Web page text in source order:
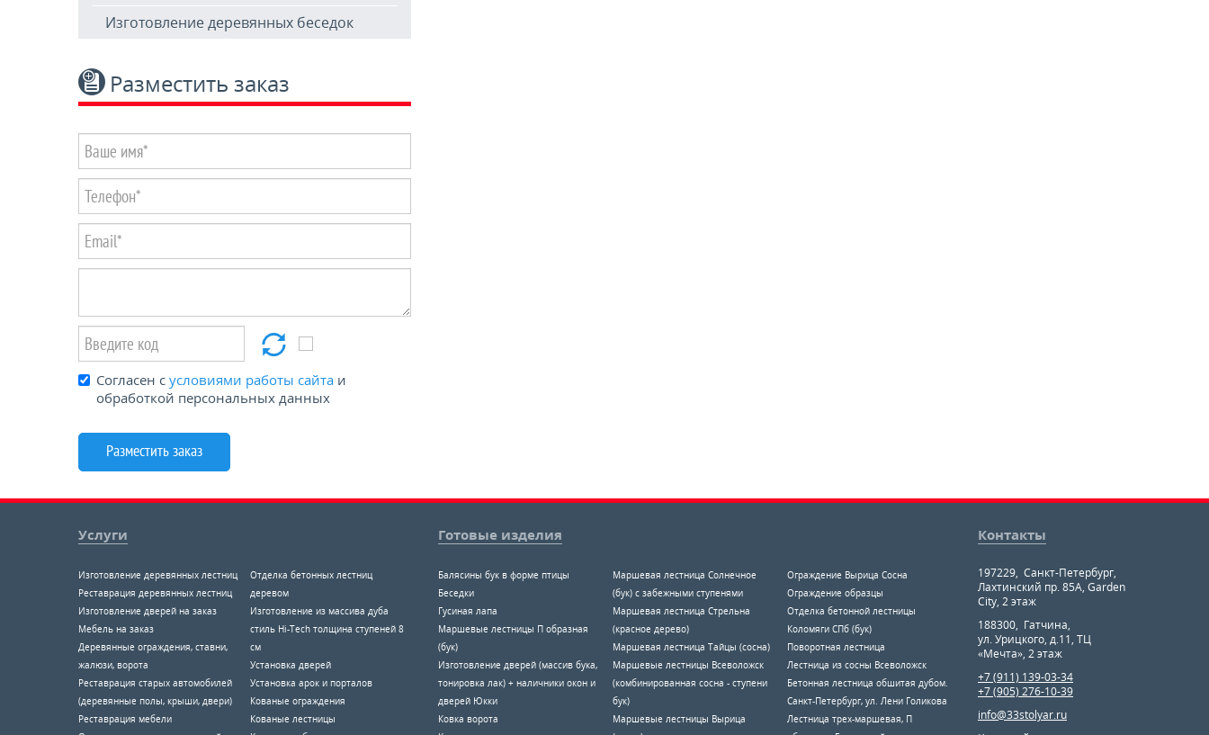
Изготовление деревянных беседок
Разместить заказ
Согласен с условиями работы сайта и
обработкой персональных данных
Услуги
Изготовление деревянных лестниц
Реставрация деревянных лестниц
Изготовление дверей на заказ
Мебель на заказ
Деревянные ограждения, ставни,
жалюзи, ворота
Реставрация старых автомобилей
(деревянные полы, крыши, двери)
Реставрация мебели
Отделка бетонных лестниц
деревом
Изготовление из массива дуба
стиль Hi-Tech толщина ступеней 8
см
Установка дверей
Установка арок и порталов
Кованые ограждения
Кованые лестницы
Готовые изделия
Балясины бук в форме птицы
Беседки
Гусиная лапа
Маршевые лестницы П образная
(бук)
Изготовление дверей (массив бука,
тонировка лак) + наличники окон и
дверей Юкки
Ковка ворота
Маршевая лестница Солнечное
(бук) с забежными ступенями
Маршевая лестница Стрельна
(красное дерево)
Маршевая лестница Тайцы (сосна)
Маршевые лестницы Всеволожск
(комбинированная сосна - ступени
бук)
Маршевые лестницы Вырица
Ограждение Вырица Сосна
Ограждение образцы
Отделка бетонной лестницы
Коломяги СПб (бук)
Поворотная лестница
Лестница из сосны Всеволожск
Бетонная лестница обшитая дубом.
Санкт-Петербург, ул. Лени Голикова
Лестница трех-маршевая, П
Контакты
197229, Санкт-Петербург,
Лахтинский пр. 85А, Garden
City, 2 этаж
188300, Гатчина,
ул. Урицкого, д.11, ТЦ
«Мечта», 2 этаж
+7 (911) 139-03-34
+7 (905) 276-10-39
info@33stolyar.ru